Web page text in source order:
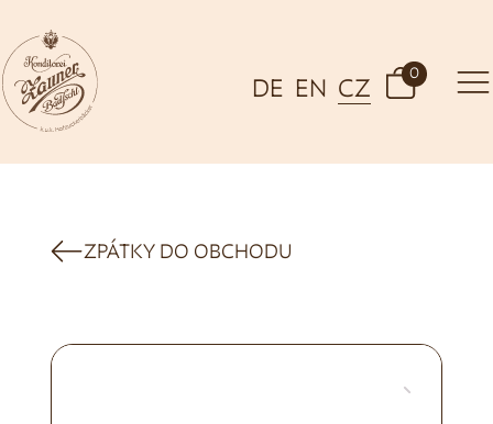
DE EN CZ
0
ZPÁTKY DO OBCHODU